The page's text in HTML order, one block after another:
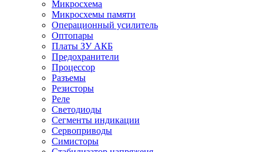
Микросхема
Микросхемы памяти
Операционный усилитель
Оптопары
Платы ЗУ АКБ
Предохранители
Процессор
Разъемы
Резисторы
Реле
Светодиоды
Сегменты индикации
Сервоприводы
Симисторы